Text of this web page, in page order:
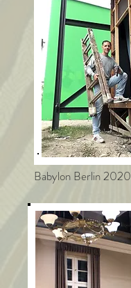
Babylon Berlin 2020